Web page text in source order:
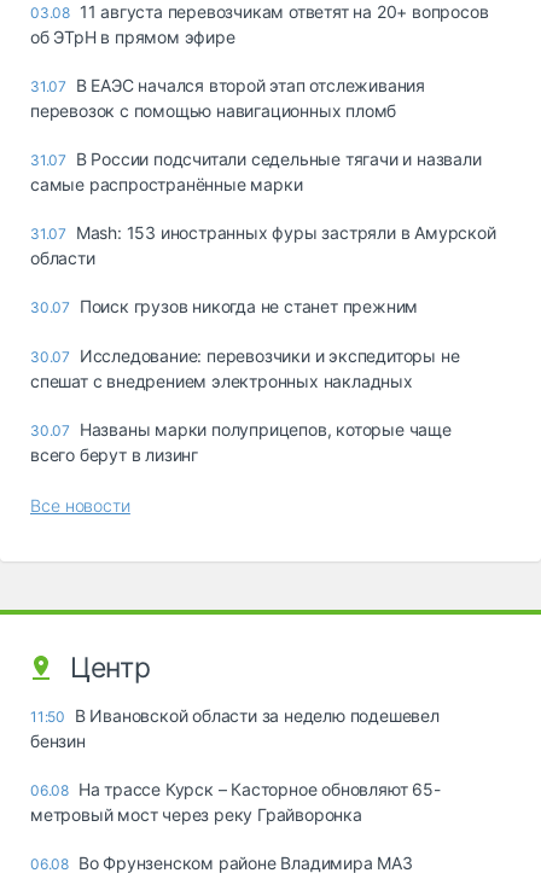
03.08 11 августа перевозчикам ответят на 20+ вопросов
об ЭТрН в прямом эфире
31.07
В ЕАЭС начался второй этап отслеживания
перевозок с помощью навигационных пломб
31.07
В России подсчитали седельные тягачи и назвали
самые распространённые марки
31.07
Mash: 153 иностранных фуры застряли в Амурской
области
30.07 Поиск грузов никогда не станет прежним
30.07
Исследование: перевозчики и экспедиторы не
спешат с внедрением электронных накладных
30.07
Названы марки полуприцепов, которые чаще
всего берут в лизинг
Все новости
Центр
11:50
В Ивановской области за неделю подешевел
бензин
06.08 На трассе Курск – Касторное обновляют 65-
метровый мост через реку Грайворонка
06.08 Во Фрунзенском районе Владимира МАЗ